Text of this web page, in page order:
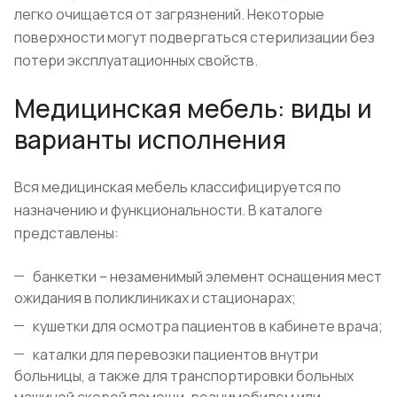
легко очищается от загрязнений. Некоторые
поверхности могут подвергаться стерилизации без
потери эксплуатационных свойств.
Медицинская мебель: виды и
варианты исполнения
Вся медицинская мебель классифицируется по
назначению и функциональности. В каталоге
представлены:
банкетки – незаменимый элемент оснащения мест
ожидания в поликлиниках и стационарах;
кушетки для осмотра пациентов в кабинете врача;
каталки для перевозки пациентов внутри
больницы, а также для транспортировки больных